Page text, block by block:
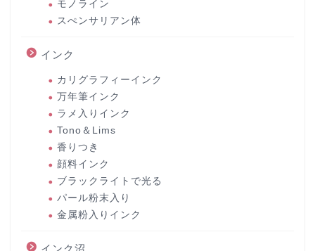
モノライン
スぺンサリアン体
インク
カリグラフィーインク
万年筆インク
ラメ入りインク
Tono＆Lims
香りつき
顔料インク
ブラックライトで光る
パール粉末入り
金属粉入りインク
インク沼